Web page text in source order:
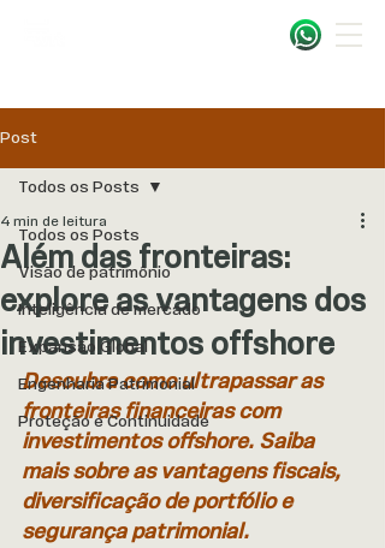
Post
Todos os Posts
Visão de patrimônio
Inteligência de mercado
Expansão Global
Engenharia Patrimonial
Proteção e Continuidade
Todos os Posts
Além das fronteiras:
explore as vantagens dos
investimentos offshore
4 min de leitura
Descubra como ultrapassar as
fronteiras financeiras com
investimentos offshore. Saiba
mais sobre as vantagens fiscais,
diversificação de portfólio e
segurança patrimonial.